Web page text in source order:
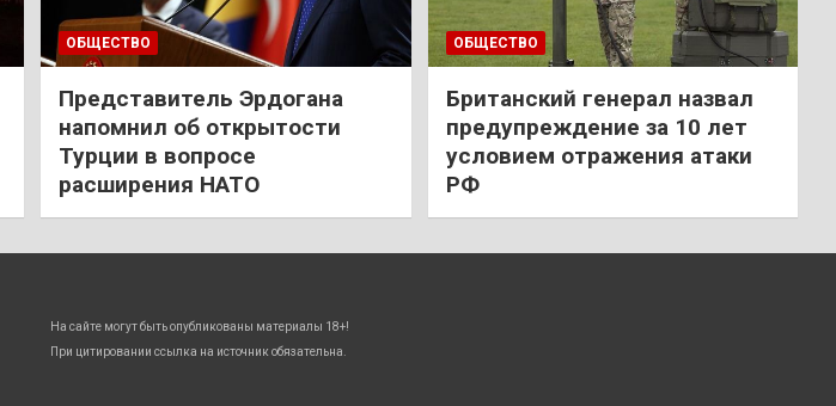
ОБЩЕСТВО
Представитель Эрдогана
напомнил об открытости
Турции в вопросе
расширения НАТО
ОБЩЕСТВО
Британский генерал назвал
предупреждение за 10 лет
условием отражения атаки
РФ
На сайте могут быть опубликованы материалы 18+!
При цитировании ссылка на источник обязательна.